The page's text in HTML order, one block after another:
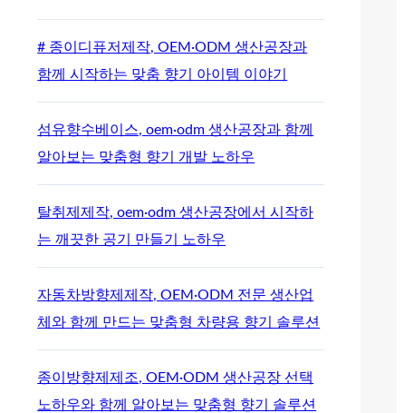
# 종이디퓨저제작, OEM·ODM 생산공장과
함께 시작하는 맞춤 향기 아이템 이야기
섬유향수베이스, oem·odm 생산공장과 함께
알아보는 맞춤형 향기 개발 노하우
탈취제제작, oem·odm 생산공장에서 시작하
는 깨끗한 공기 만들기 노하우
자동차방향제제작, OEM·ODM 전문 생산업
체와 함께 만드는 맞춤형 차량용 향기 솔루션
종이방향제제조, OEM·ODM 생산공장 선택
노하우와 함께 알아보는 맞춤형 향기 솔루션